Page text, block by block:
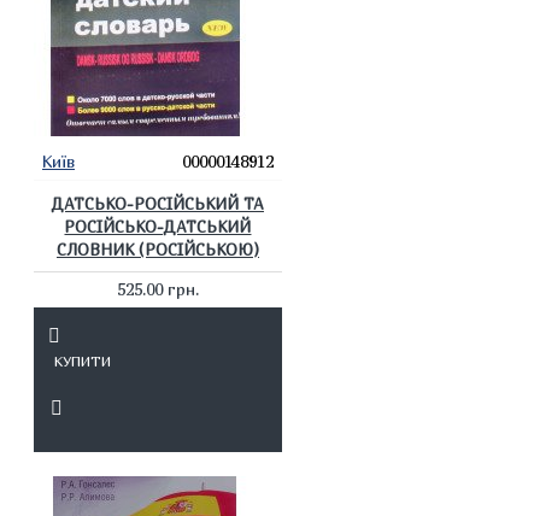
Київ 00000148912
ДАТСЬКО-РОСІЙСЬКИЙ ТА
РОСІЙСЬКО-ДАТСЬКИЙ
СЛОВНИК (РОСІЙСЬКОЮ)
525.00 грн.
КУПИТИ